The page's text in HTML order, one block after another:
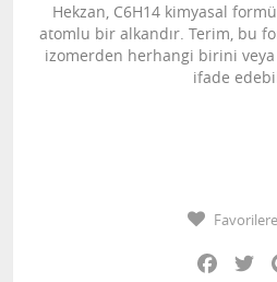
Hekzan, C6H14 kimyasal
atomlu bir alkandır. Terim, bu
izomerden herhangi birini veya
ifade